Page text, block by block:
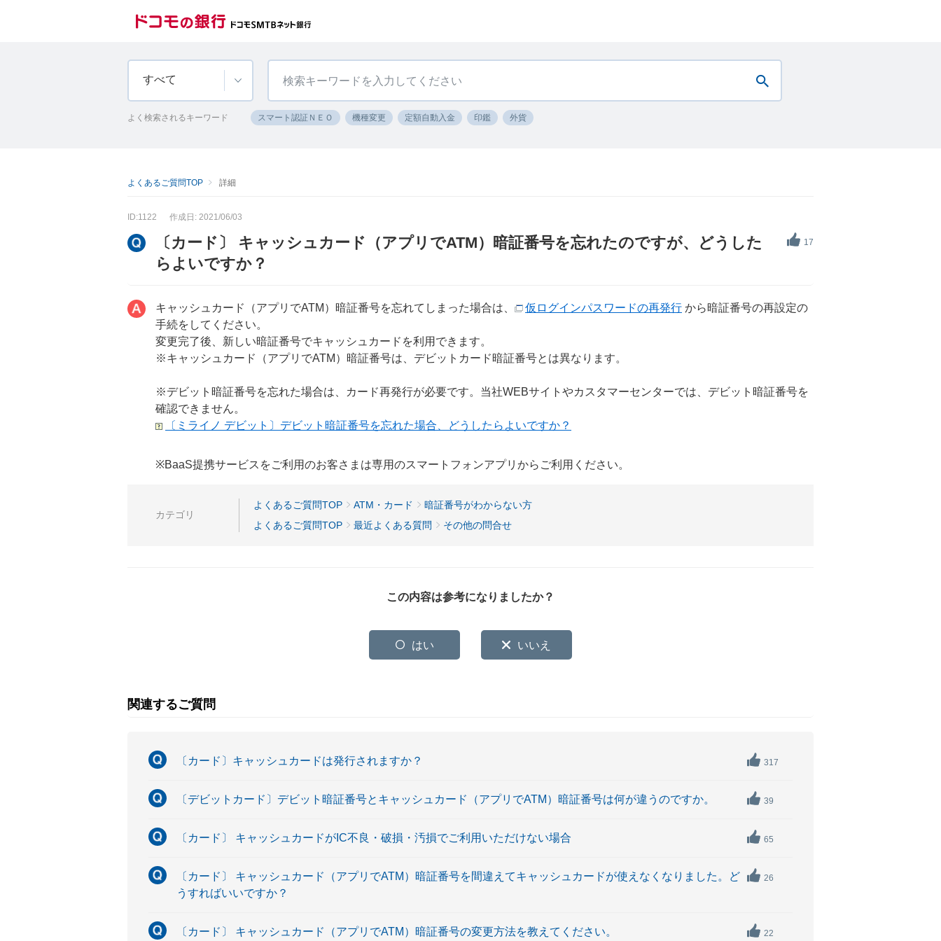
すべて
よく検索されるキーワード スマート認証ＮＥＯ 機種変更 定額自動入金 印鑑 外貨
よくあるご質問TOP 詳細
ID:1122 作成日: 2021/06/03
17
〔カード〕 キャッシュカード（アプリでATM）暗証番号を忘れたのですが、どうした
らよいですか？
キャッシュカード（アプリでATM）暗証番号を忘れてしまった場合は、 仮ログインパスワードの再発行 から暗証番号の再設定の
手続をしてください。
変更完了後、新しい暗証番号でキャッシュカードを利用できます。
※キャッシュカード（アプリでATM）暗証番号は、デビットカード暗証番号とは異なります。
※デビット暗証番号を忘れた場合は、カード再発行が必要です。当社WEBサイトやカスタマーセンターでは、デビット暗証番号を
確認できません。
〔ミライノ デビット〕デビット暗証番号を忘れた場合、どうしたらよいですか？
※BaaS提携サービスをご利用のお客さまは専用のスマートフォンアプリからご利用ください。
カテゴリ
よくあるご質問TOP ATM・カード
暗証番号がわからない方
よくあるご質問TOP
最近よくある質問 その他の問合せ
この内容は参考になりましたか？
はい いいえ
関連するご質問
〔カード〕キャッシュカードは発行されますか？ 317
〔デビットカード〕デビット暗証番号とキャッシュカード（アプリでATM）暗証番号は何が違うのですか。 39
〔カード〕 キャッシュカードがIC不良・破損・汚損でご利用いただけない場合 65
〔カード〕 キャッシュカード（アプリでATM）暗証番号を間違えてキャッシュカードが使えなくなりました。ど
うすればいいですか？
26
〔カード〕 キャッシュカード（アプリでATM）暗証番号の変更方法を教えてください。 22